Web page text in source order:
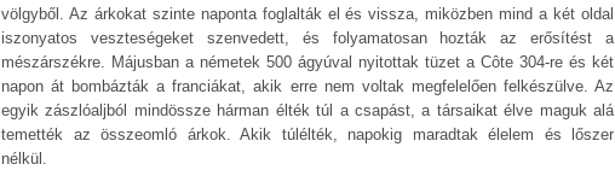
völgyből. Az árkokat szinte naponta foglalták el és vissza, miközben mind a két oldal
iszonyatos veszteségeket szenvedett, és folyamatosan hozták az erősítést a
mészárszékre. Májusban a németek 500 ágyúval nyitottak tüzet a Côte 304-re és két
napon át bombázták a franciákat, akik erre nem voltak megfelelően felkészülve. Az
egyik zászlóaljból mindössze hárman élték túl a csapást, a társaikat élve maguk alá
temették az összeomló árkok. Akik túlélték, napokig maradtak élelem és lőszer
nélkül.